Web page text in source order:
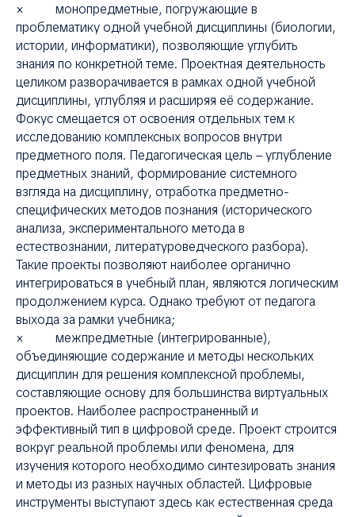
× монопредметные, погружающие в
проблематику одной учебной дисциплины (биологии,
истории, информатики), позволяющие углубить
знания по конкретной теме. Проектная деятельность
целиком разворачивается в рамках одной учебной
дисциплины, углубляя и расширяя её содержание.
Фокус смещается от освоения отдельных тем к
исследованию комплексных вопросов внутри
предметного поля. Педагогическая цель – углубление
предметных знаний, формирование системного
взгляда на дисциплину, отработка предметно-
специфических методов познания (исторического
анализа, экспериментального метода в
естествознании, литературоведческого разбора).
Такие проекты позволяют наиболее органично
интегрироваться в учебный план, являются логическим
продолжением курса. Однако требуют от педагога
выхода за рамки учебника;
× межпредметные (интегрированные),
объединяющие содержание и методы нескольких
дисциплин для решения комплексной проблемы,
составляющие основу для большинства виртуальных
проектов. Наиболее распространенный и
эффективный тип в цифровой среде. Проект строится
вокруг реальной проблемы или феномена, для
изучения которого необходимо синтезировать знания
и методы из разных научных областей. Цифровые
инструменты выступают здесь как естественная среда